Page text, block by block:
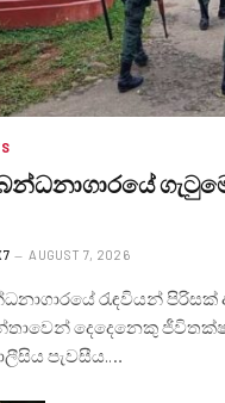
AUGUST 7, 2026
රැඳවියන්
දෙදෙනෙකු
පැවසීය.…